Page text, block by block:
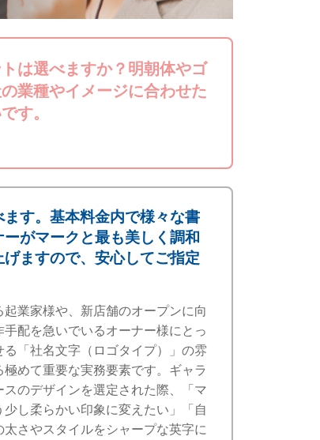
は選べますか？明朝体やゴ
業種やイメージに合わせた
す。
す。基本料金内で様々な書
がマークと最も美しく調和
ますので、安心してご指定
業家様や、新店舗のオープンに向
配を急いでいるオーナー様にとっ
「社名文字（ロゴタイプ）」の雰
めて重要な実務要素です。ギャラ
のデザインを選定された際、「マ
し柔らかい印象に変えたい」「自
さやスタイルをシャープな英字に